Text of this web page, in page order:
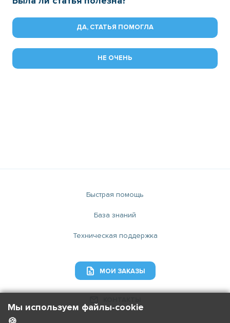
ДА, СТАТЬЯ ПОМОГЛА
НЕ ОЧЕНЬ
Быстрая помощь
База знаний
Техническая поддержка
МОИ ЗАКАЗЫ
Мы используем файлы-cookie